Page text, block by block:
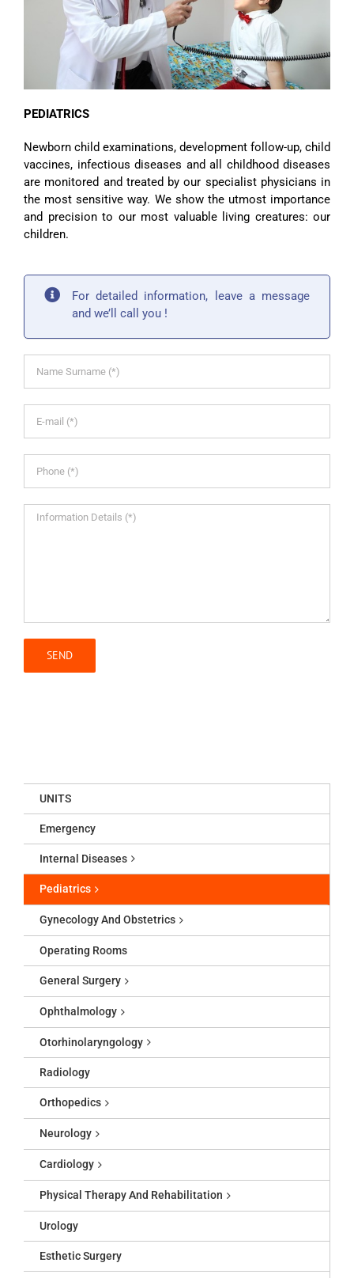
PEDIATRICS
Newborn child examinations, development follow-up, child
vaccines, infectious diseases and all childhood diseases
are monitored and treated by our specialist physicians in
the most sensitive way. We show the utmost importance
and precision to our most valuable living creatures: our
children.
For detailed information, leave a message
and we’ll call you !
UNITS
Emergency
Internal Diseases
Pediatrics
Gynecology And Obstetrics
Operating Rooms
General Surgery
Ophthalmology
Otorhinolaryngology
Radiology
Orthopedics
Neurology
Cardiology
Physical Therapy And Rehabilitation
Urology
Esthetic Surgery